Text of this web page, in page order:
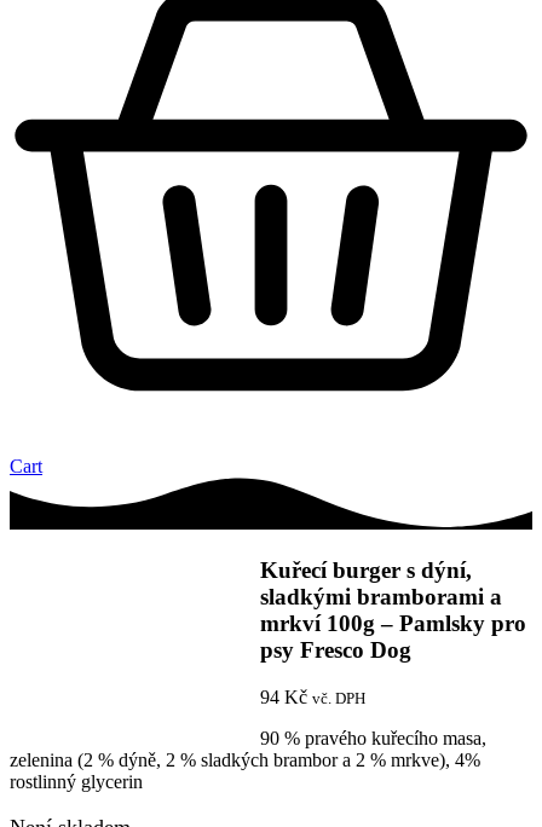
Cart
Kuřecí burger s dýní,
sladkými bramborami a
mrkví 100g – Pamlsky pro
psy Fresco Dog
94Kč vč. DPH
90 % pravého kuřecího masa,
zelenina (2 % dýně, 2 % sladkých brambor a 2 % mrkve), 4%
rostlinný glycerin